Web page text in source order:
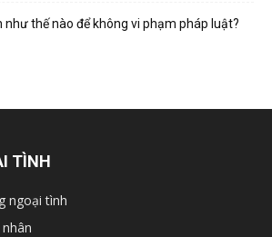
như thế nào để không vi phạm pháp luật?
TÌNH
ngoại tình